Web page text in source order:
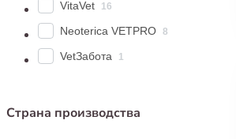
VitaVet 16
Neoterica VETPRO 8
VetЗабота 1
Страна производства